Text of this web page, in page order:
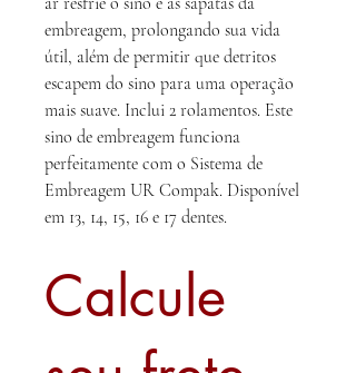
embreagem, prolongando sua vida
útil, além de permitir que detritos
escapem do sino para uma operação
mais suave. Inclui 2 rolamentos. Este
sino de embreagem funciona
perfeitamente com o Sistema de
Embreagem UR Compak. Disponível
em 13, 14, 15, 16 e 17 dentes.
Calcule